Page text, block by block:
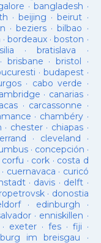
· bangladesh ·
·beijing ·beirut ·
·beziers ·bilbao ·
·bordeaux ·boston ·
·bratislava ·
· brisbane · bristol ·
· budapest·
· cabo verde ·
· canarias·
· carcassonne ·
· chambéry·
· chester· chiapas ·
· cleveland ·
· concepción ·
corfu · cork · costa d
· cuernavaca · curicó
· davis · delft ·
· donostia
· edinburgh ·
· enniskillen ·
· exeter· fes· fiji ·
im breisgau ·